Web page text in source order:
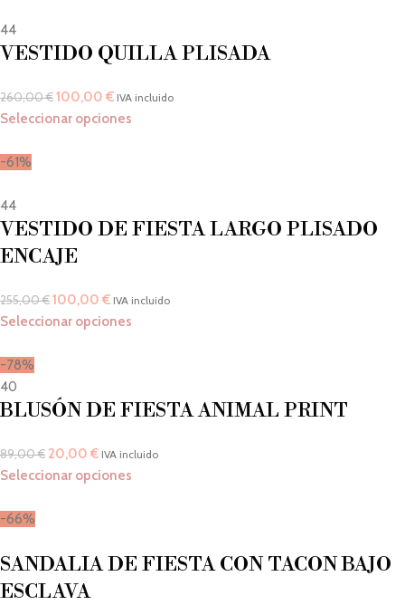
44
VESTIDO QUILLA PLISADA
260,00€100,00 € IVA incluido
Seleccionar opciones
-61%
44
VESTIDO DE FIESTA LARGO PLISADO
ENCAJE
255,00€100,00 € IVA incluido
Seleccionar opciones
-78%
40
BLUSÓN DE FIESTA ANIMAL PRINT
89,00€ 20,00 € IVA incluido
Seleccionar opciones
-66%
SANDALIA DE FIESTA CON TACON BAJO
ESCLAVA